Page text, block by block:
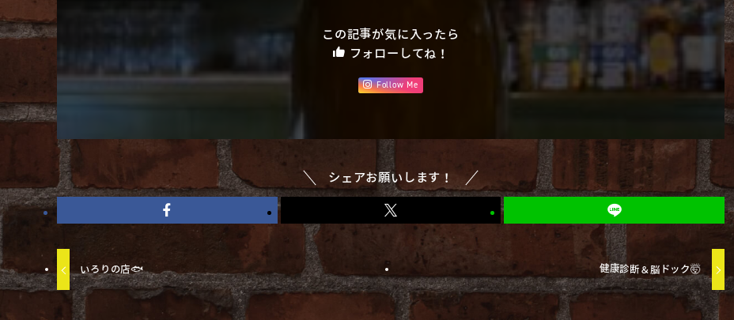
この記事が気に入ったら
フォローしてね！
Follow Me
シェアお願いします！
いろりの店🐟 健康診断＆脳ドック🤯